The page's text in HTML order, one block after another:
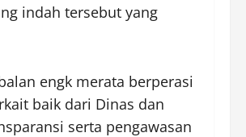
indah tersebut yang
engk merata berperasi
baik dari Dinas dan
serta pengawasan